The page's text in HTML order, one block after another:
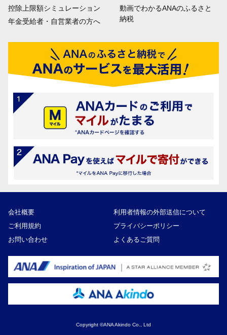
控除上限額シミュレーション
年金受給者・自営業者の方へ
動画でわかるANAのふるさと
納税
会社概要
利用者情報の外部送信について
ご利用規約
プライバシーポリシー
お問い合わせ
よくあるご質問
Copyright ©ANA Akindo Co., Ltd